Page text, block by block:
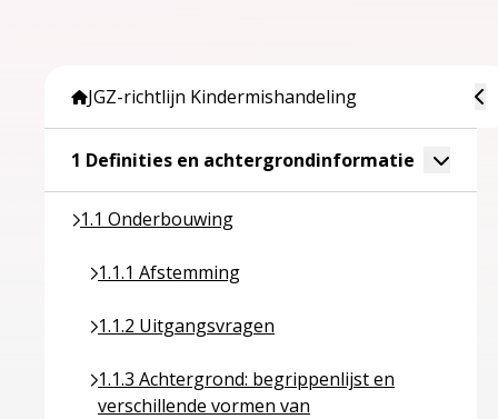
JGZ-richtlijn Kindermishandeling
1 Definities en achtergrondinformatie Ga naar
Toggle
1.1 Onderbouwing
Ga naar pagina over 1.1 Onderbouwing
1.1.1 Afstemming
Ga naar pagina over 1.1.1 Afstemming
1.1.2 Uitgangsvragen
Ga naar pagina over 1.1.2 Uitgangsvragen
1.1.3 Achtergrond: begrippenlijst en
verschillende vormen van
Ga naar pagina over 1.1.3 Achtergrond: